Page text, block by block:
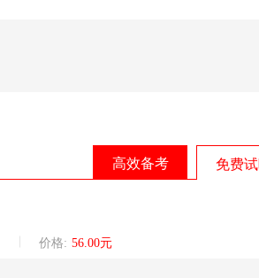
高效备考 免费
价格: 56.00元